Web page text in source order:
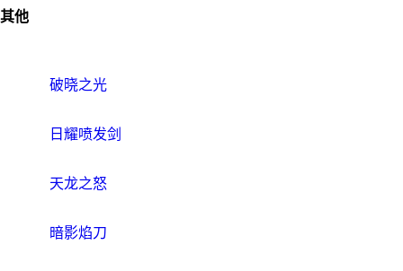
其他
破晓之光
日耀喷发剑
天龙之怒
暗影焰刀